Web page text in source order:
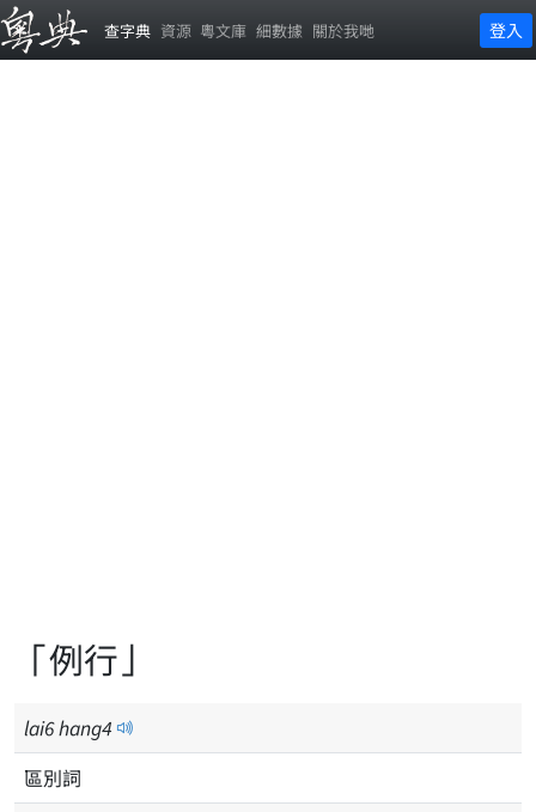
查字典 資源 粵文庫 細數據 關於我哋 登入
「例行」
lai6hang4
區別詞